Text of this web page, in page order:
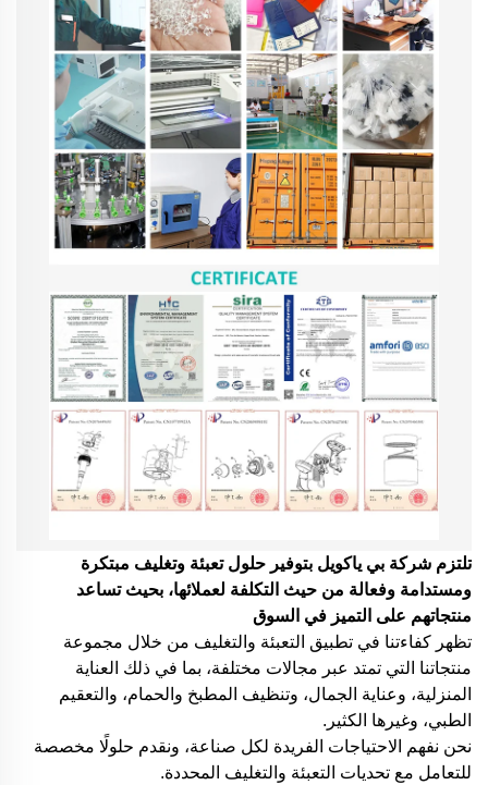
تلتزم شركة بي ياكويل بتوفير حلول تعبئة وتغليف مبتكرة
ومستدامة وفعالة من حيث التكلفة لعملائها، بحيث تساعد
منتجاتهم على التميز في السوق
تظهر كفاءتنا في تطبيق التعبئة والتغليف من خلال مجموعة
منتجاتنا التي تمتد عبر مجالات مختلفة، بما في ذلك العناية
المنزلية، وعناية الجمال، وتنظيف المطبخ والحمام، والتعقيم
الطبي، وغيرها الكثير.
نحن نفهم الاحتياجات الفريدة لكل صناعة، ونقدم حلولًا مخصصة
للتعامل مع تحديات التعبئة والتغليف المحددة.